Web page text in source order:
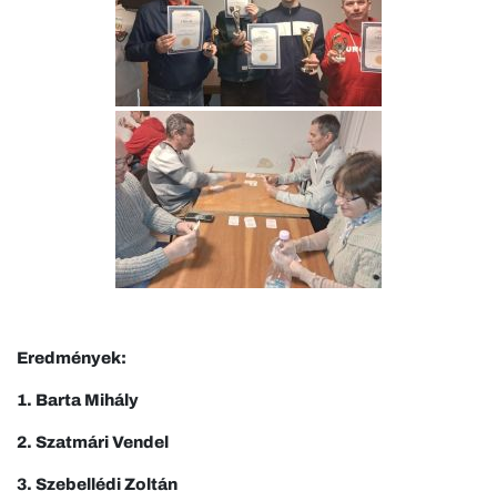
Eredmények:
1. Barta Mihály
2. Szatmári Vendel
3. Szebellédi Zoltán